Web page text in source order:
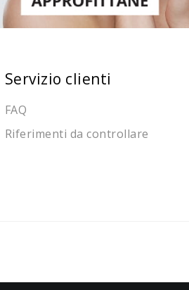
Servizio clienti
FAQ
Riferimenti da controllare